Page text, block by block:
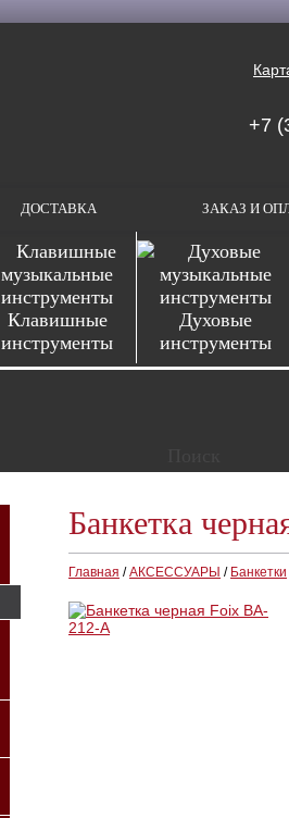
+7
ДОСТАВКА ЗАКАЗ И
Клавишные
инструменты
Духовые
инструменты
Банкетка
Главная /АКСЕССУАРЫ / Банкетки